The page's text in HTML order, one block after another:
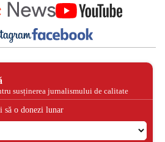
susținerea jurnalismului de calitate
să o donezi lunar